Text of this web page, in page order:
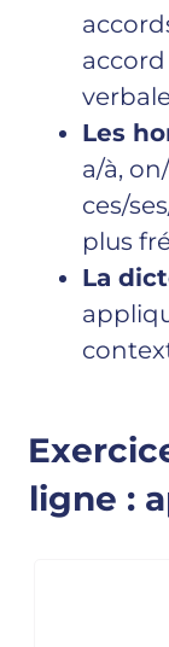
Les
a/à,
ces/
plus
La
ligne :